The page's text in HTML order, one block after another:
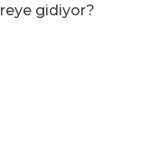
gidiyor?